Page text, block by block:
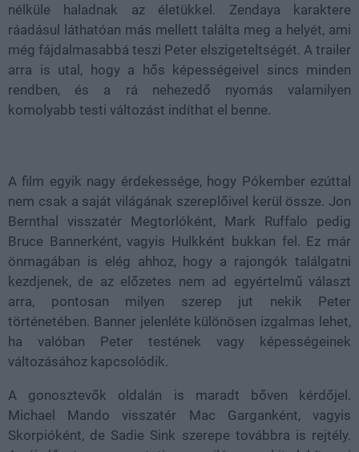
nélküle haladnak az életükkel. Zendaya karaktere
ráadásul láthatóan más mellett találta meg a helyét, ami
még fájdalmasabbá teszi Peter elszigeteltségét. A trailer
arra is utal, hogy a hős képességeivel sincs minden
rendben, és a rá nehezedő nyomás valamilyen
komolyabb testi változást indíthat el benne.
A film egyik nagy érdekessége, hogy Pókember ezúttal
nem csak a saját világának szereplőivel kerül össze. Jon
Bernthal visszatér Megtorlóként, Mark Ruffalo pedig
Bruce Bannerként, vagyis Hulkként bukkan fel. Ez már
önmagában is elég ahhoz, hogy a rajongók találgatni
kezdjenek, de az előzetes nem ad egyértelmű választ
arra, pontosan milyen szerep jut nekik Peter
történetében. Banner jelenléte különösen izgalmas lehet,
ha valóban Peter testének vagy képességeinek
változásához kapcsolódik.
A gonosztevők oldalán is maradt bőven kérdőjel.
Michael Mando visszatér Mac Garganként, vagyis
Skorpióként, de Sadie Sink szerepe továbbra is rejtély.